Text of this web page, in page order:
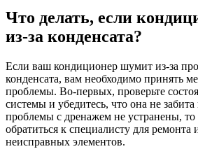
Что делать, если
из-за конденсата?
Если ваш кондиционер шумит из-за
конденсата, вам необходимо принять
проблемы. Во-первых, проверьте
системы и убедитесь, что она не
проблемы с дренажем не устранены,
обратиться к специалисту для ремонта
неисправных элементов.